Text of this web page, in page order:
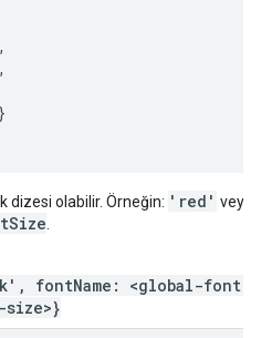
dizesi olabilir. Örneğin: 'red' veya
fontName: <global-font-